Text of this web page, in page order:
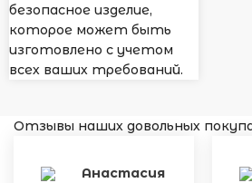
безопасное изделие,
которое может быть
изготовлено с учетом
всех ваших требований.
Отзывы наших довольных
Анастасия